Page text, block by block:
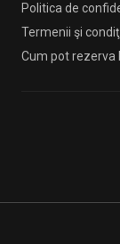
Politica de
Termenii şi
Cum pot rezerva